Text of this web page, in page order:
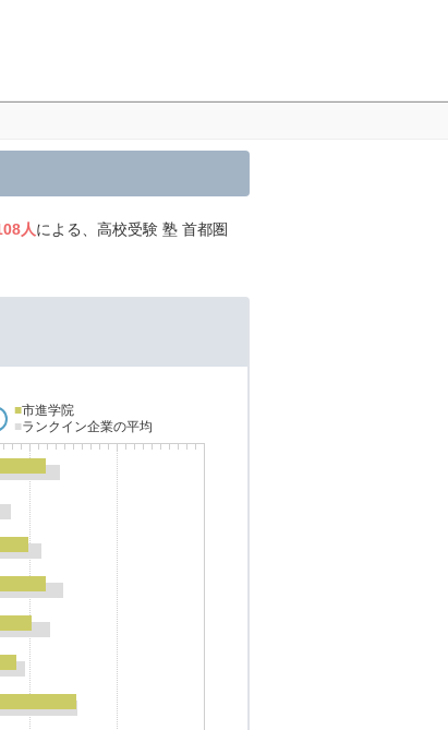
人による、高校受験 塾 首都圏
■市進学院
■ランクイン企業の平均